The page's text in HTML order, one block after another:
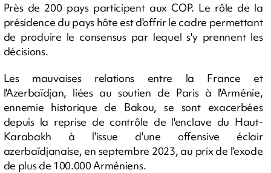
Près de 200 pays participent aux COP. Le rôle de la
présidence du pays hôte est d'offrir le cadre permettant
de produire le consensus par lequel s'y prennent les
décisions.
Les mauvaises relations entre la France et
l'Azerbaïdjan, liées au soutien de Paris à l'Arménie,
ennemie historique de Bakou, se sont exacerbées
depuis la reprise de contrôle de l'enclave du Haut-
Karabakh à l'issue d'une offensive éclair
azerbaïdjanaise, en septembre 2023, au prix de l'exode
de plus de 100.000 Arméniens.